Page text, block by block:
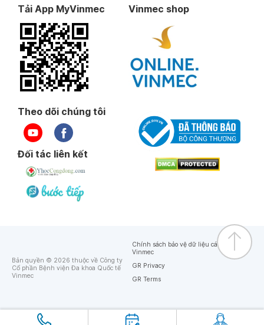
Tải App MyVinmec Vinmec shop
Theo dõi chúng tôi
Đối tác liên kết
Bản quyền © 2026 thuộc về Công ty
Cổ phần Bệnh viện Đa khoa Quốc tế
Vinmec
Chính sách bảo vệ dữ liệu cá nhân của
Vinmec
GR Privacy
GR Terms